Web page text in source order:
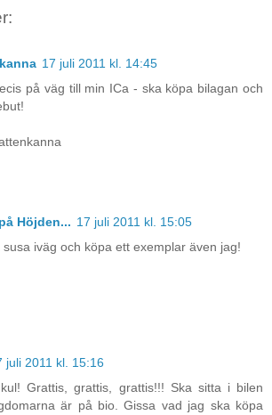
17 juli 2011 kl. 14:45
på väg till min ICa - ska köpa bilagan och
Höjden... 17 juli 2011 kl. 15:05
susa iväg och köpa ett exemplar även jag!
juli 2011 kl. 15:16
Grattis, grattis, grattis!!! Ska sitta i bilen
är på bio. Gissa vad jag ska köpa